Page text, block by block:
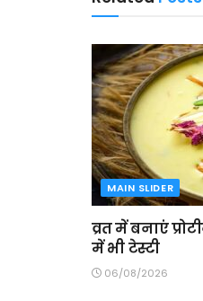
MAIN SLIDER
व्रत में बनाएं
में भी टेस्टी
06/08/2026